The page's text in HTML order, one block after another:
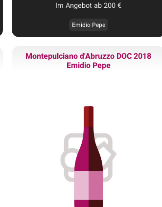
Im Angebot ab200 €
Emidio Pepe
Montepulciano d'Abruzzo DOC 2018
Emidio Pepe